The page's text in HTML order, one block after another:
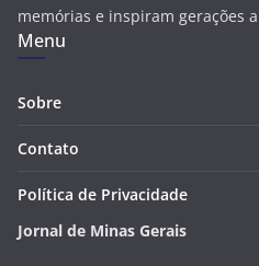
memórias e inspiram gerações
Menu
Sobre
Contato
Política de Privacidade
Jornal de Minas Gerais